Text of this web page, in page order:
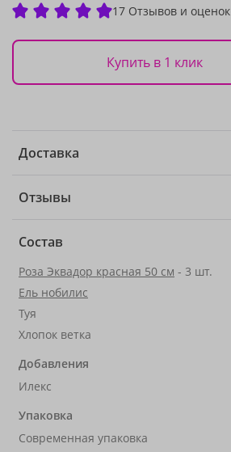
17 Отзывов и оценок
Купить в 1 клик
Доставка
Отзывы
Состав
Роза Эквадор красная 50 см - 3 шт.
Ель нобилис
Туя
Хлопок ветка
Добавления
Илекс
Упаковка
Современная упаковка